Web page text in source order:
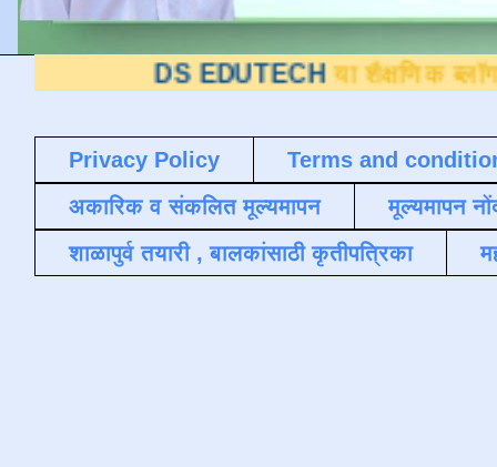
DS EDUTECH या शैक्षणिक ब्लॉगवर आपले
Privacy Policy
Terms and
अकारिक व संकलित मूल्यमापन
मूल्यमापन
शाळापुर्व तयारी , बालकांसाठी कृतीपत्रिका